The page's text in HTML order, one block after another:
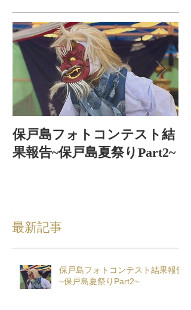
保戸島フォトコンテスト結
果報告~保戸島夏祭りPart2~
最新記事
保戸島フォトコンテスト結果報告
~保戸島夏祭りPart2~